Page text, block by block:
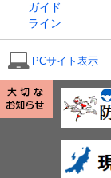
ガイド
ライン
PCサイト表示